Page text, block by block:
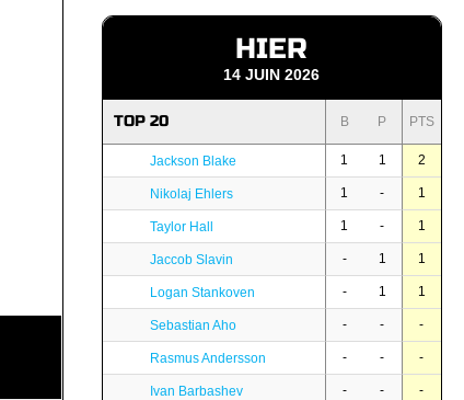
HIER
14 JUIN 2026
TOP 20 B P PTS
Jackson Blake 1 1 2
Nikolaj Ehlers 1 - 1
Taylor Hall 1 - 1
Jaccob Slavin - 1 1
Logan Stankoven - 1 1
Sebastian Aho - - -
Rasmus Andersson - - -
Ivan Barbashev - - -